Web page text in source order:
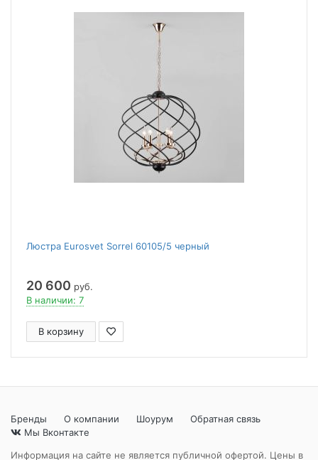
Люстра Eurosvet Sorrel 60105/5 черный
20 600 руб.
В наличии: 7
В корзину
Бренды О компании Шоурум
Обратная связь
Мы Вконтакте
Информация на сайте не является публичной офертой. Цены в